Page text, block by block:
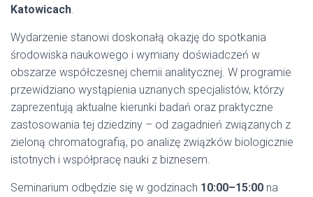
Katowicach.
Wydarzenie stanowi doskonałą okazję do spotkania
środowiska naukowego i wymiany doświadczeń w
obszarze współczesnej chemii analitycznej. W programie
przewidziano wystąpienia uznanych specjalistów, którzy
zaprezentują aktualne kierunki badań oraz praktyczne
zastosowania tej dziedziny – od zagadnień związanych z
zieloną chromatografią, po analizę związków biologicznie
istotnych i współpracę nauki z biznesem.
Seminarium odbędzie się w godzinach 10:00–15:00 na